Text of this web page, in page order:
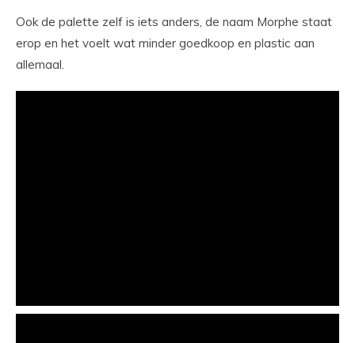
Ook de palette zelf is iets anders, de naam Morphe staat
erop en het voelt wat minder goedkoop en plastic aan
allemaal.